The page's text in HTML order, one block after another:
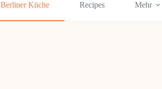
Berliner Küche Recipes Mehr